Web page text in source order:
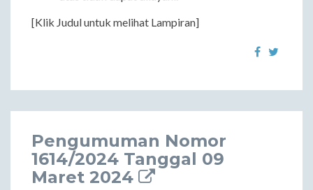
[Klik Judul untuk melihat Lampiran]
Pengumuman Nomor
1614/2024 Tanggal 09
Maret 2024